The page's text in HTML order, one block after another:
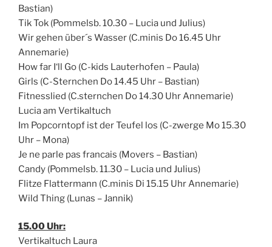
Bastian)
Tik Tok (Pommelsb. 10.30 – Lucia und Julius)
Wir gehen über´s Wasser (C.minis Do 16.45 Uhr
Annemarie)
How far I‘ll Go (C-kids Lauterhofen – Paula)
Girls (C-Sternchen Do 14.45 Uhr – Bastian)
Fitnesslied (C.sternchen Do 14.30 Uhr Annemarie)
Lucia am Vertikaltuch
Im Popcorntopf ist der Teufel los (C-zwerge Mo 15.30
Uhr – Mona)
Je ne parle pas francais (Movers – Bastian)
Candy (Pommelsb. 11.30 – Lucia und Julius)
Flitze Flattermann (C.minis Di 15.15 Uhr Annemarie)
Wild Thing (Lunas – Jannik)
15.00 Uhr:
Vertikaltuch Laura